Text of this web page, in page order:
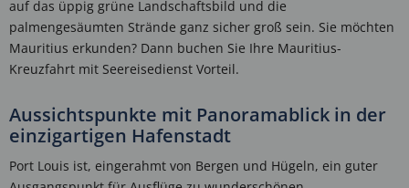
auf das üppig grüne Landschaftsbild und die
palmengesäumten Strände ganz sicher groß sein. Sie möchten
Mauritius erkunden? Dann buchen Sie Ihre Mauritius-
Kreuzfahrt mit Seereisedienst Vorteil.
Aussichtspunkte mit Panoramablick in der
einzigartigen Hafenstadt
Port Louis ist, eingerahmt von Bergen und Hügeln, ein guter